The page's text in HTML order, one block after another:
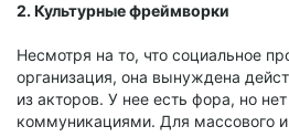
2. Культурные фреймворки
Несмотря на то, что социальное
организация, она вынуждена
из акторов. У нее есть фора, но
коммуникациями. Для массового и